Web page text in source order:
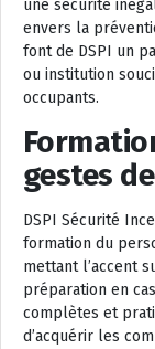
une sécurité
envers la
font de DSPI un
ou institution
occupants.
gestes
DSPI Sécurité
formation du
mettant l’accent
préparation en
complètes et
d’acquérir les